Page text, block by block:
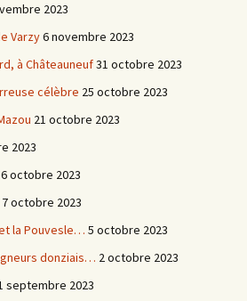
2023
Varzy6 novembre 2023
à Châteauneuf31 octobre 2023
célèbre 25 octobre 2023
21 octobre 2023
2023
octobre 2023
7 octobre 2023
la Pouvesle… 5 octobre 2023
donziais… 2 octobre 2023
septembre 2023